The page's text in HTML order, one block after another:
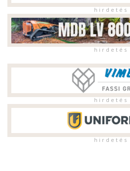
h i r d e t é s
h i r d e t é s
h i r d e t é s
h i r d e t é s